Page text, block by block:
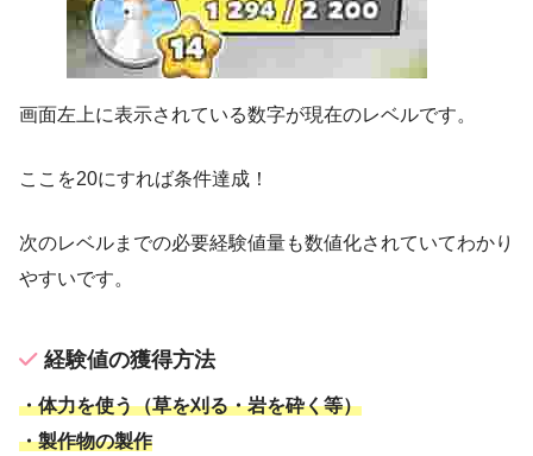
画面左上に表示されている数字が現在のレベルです。
ここを20にすれば条件達成！
次のレベルまでの必要経験値量も数値化されていてわかり
やすいです。
経験値の獲得方法
・体力を使う（草を刈る・岩を砕く等）
・製作物の製作